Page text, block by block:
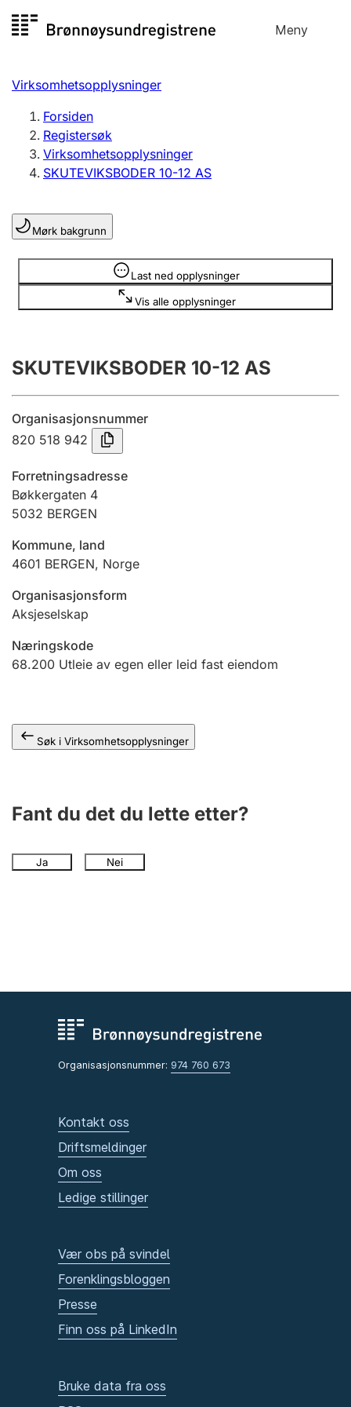
til
Meny
Registersøk
Aksjeselskap
Enkeltpersonforetak
Registrere, endre, slette
Lag og forening
Registrere, endre, slette
Årsregnskap
Innsending og forsinkelsesgebyr
Tinglysing
Jeger
Ektepaktveileder
Offentlig sektor
Virksomhetsopplysninger
Forsiden
Registersøk
Virksomhetsopplysninger
SKUTEVIKSBODER 10-12 AS
Mørk bakgrunn
Last ned opplysninger
Vis alle opplysninger
Opplysninger er skjult
SKUTEVIKSBODER 10-12 AS
Organisasjonsnummer
820 518 942
Forretningsadresse
Bøkkergaten 4
5032 BERGEN
Kommune, land
4601 BERGEN, Norge
Organisasjonsform
Aksjeselskap
Næringskode
68.200 Utleie av egen eller leid fast eiendom
Søk i Virksomhetsopplysninger
Fant du det du lette etter?
Ja Nei
Organisasjonsnummer: 974 760 673
Kontakt oss
Driftsmeldinger
Om oss
Ledige stillinger
Vær obs på svindel
Forenklingsbloggen
Presse
Finn oss på LinkedIn
Bruke data fra oss